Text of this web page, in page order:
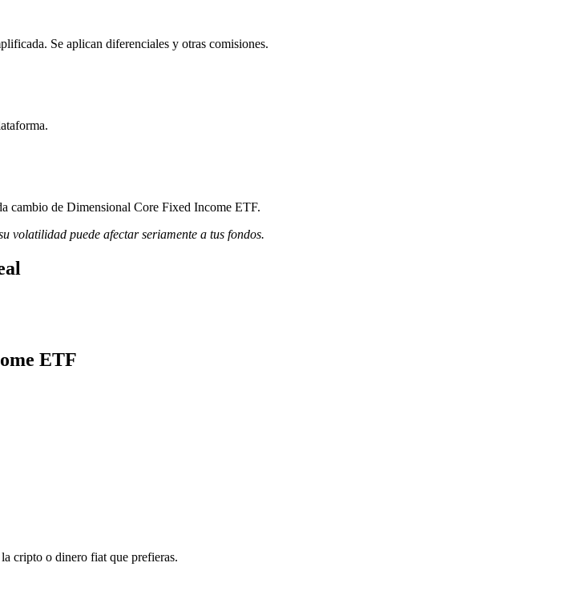
Se aplican diferenciales y otras comisiones.
cambio de Dimensional Core Fixed Income ETF.
volatilidad puede afectar seriamente a tus fondos.
ETF
cripto o dinero fiat que prefieras.